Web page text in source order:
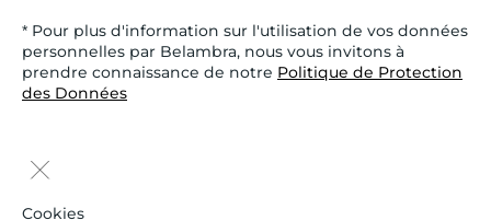
* Pour plus d'information sur l'utilisation de vos données
personnelles par Belambra, nous vous invitons à
prendre connaissance de notre Politique de Protection
des Données
Cookies